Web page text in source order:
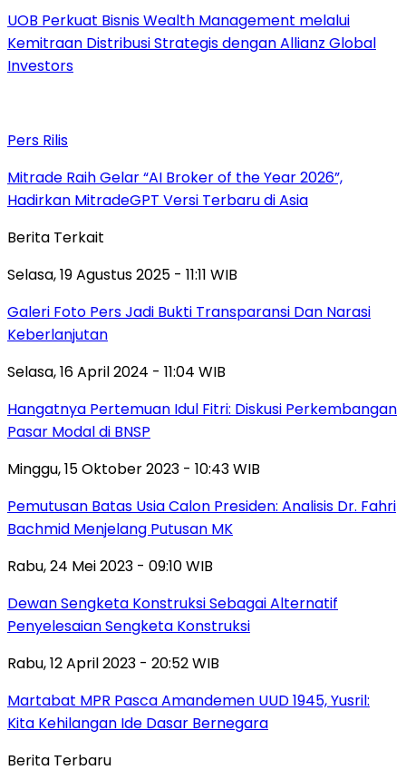
UOB Perkuat Bisnis Wealth Management melalui
Kemitraan Distribusi Strategis dengan Allianz Global
Investors
Pers Rilis
Mitrade Raih Gelar “AI Broker of the Year 2026”,
Hadirkan MitradeGPT Versi Terbaru di Asia
Berita Terkait
Selasa, 19 Agustus 2025 - 11:11 WIB
Galeri Foto Pers Jadi Bukti Transparansi Dan Narasi
Keberlanjutan
Selasa, 16 April 2024 - 11:04 WIB
Hangatnya Pertemuan Idul Fitri: Diskusi Perkembangan
Pasar Modal di BNSP
Minggu, 15 Oktober 2023 - 10:43 WIB
Pemutusan Batas Usia Calon Presiden: Analisis Dr. Fahri
Bachmid Menjelang Putusan MK
Rabu, 24 Mei 2023 - 09:10 WIB
Dewan Sengketa Konstruksi Sebagai Alternatif
Penyelesaian Sengketa Konstruksi
Rabu, 12 April 2023 - 20:52 WIB
Martabat MPR Pasca Amandemen UUD 1945, Yusril:
Kita Kehilangan Ide Dasar Bernegara
Berita Terbaru